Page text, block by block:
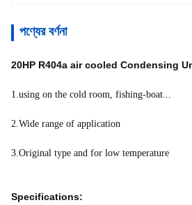
পণ্যের বর্ণনা
20HP R404a air cooled Condensing
1.using on the cold room, fishing-boat...
2.Wide range of application
3.Original type and for low temperature
Specifications: